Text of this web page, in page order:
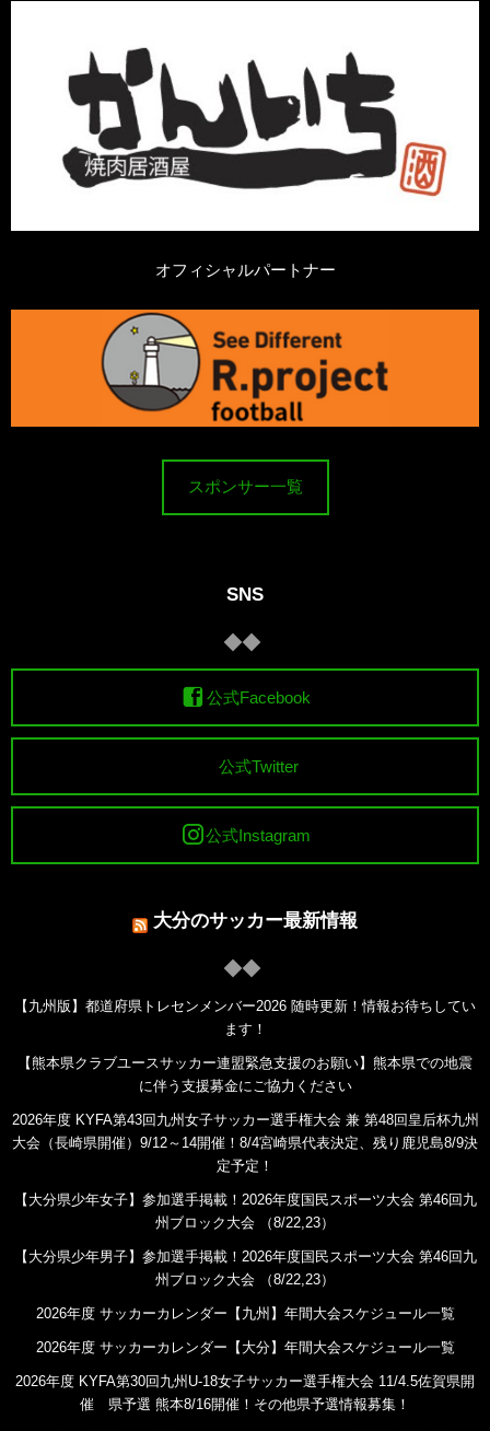
オフィシャルパートナー
スポンサー一覧
SNS
公式Facebook
公式Twitter
公式Instagram
大分のサッカー最新情報
【九州版】都道府県トレセンメンバー2026 随時更新！情報お待ちしてい
ます！
【熊本県クラブユースサッカー連盟緊急支援のお願い】熊本県での地震
に伴う支援募金にご協力ください
2026年度 KYFA第43回九州女子サッカー選手権大会 兼 第48回皇后杯九州
大会（長崎県開催）9/12～14開催！8/4宮崎県代表決定、残り鹿児島8/9決
定予定！
【大分県少年女子】参加選手掲載！2026年度国民スポーツ大会 第46回九
州ブロック大会 （8/22,23）
【大分県少年男子】参加選手掲載！2026年度国民スポーツ大会 第46回九
州ブロック大会 （8/22,23）
2026年度 サッカーカレンダー【九州】年間大会スケジュール一覧
2026年度 サッカーカレンダー【大分】年間大会スケジュール一覧
2026年度 KYFA第30回九州U-18女子サッカー選手権大会 11/4.5佐賀県開
催 県予選 熊本8/16開催！その他県予選情報募集！